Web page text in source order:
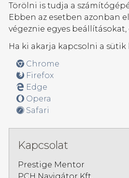
Törölni is tudja a
Ebben az esetben azonban
végeznie egyes
Ha ki akarja kapcsolni a
Chrome
Firefox
Edge
Opera
Safari
Kapcsolat
Prestige Mentor